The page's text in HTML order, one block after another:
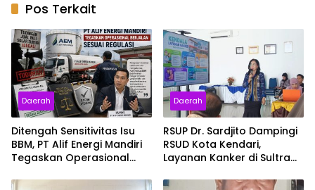
Pos Terkait
Daerah
Ditengah Sensitivitas Isu
BBM, PT Alif Energi Mandiri
Tegaskan Operasional
Daerah
RSUP Dr. Sardjito Dampingi
RSUD Kota Kendari,
Layanan Kanker di Sultra